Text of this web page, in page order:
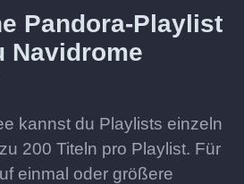
Pandora-Playlist
Navidrome
kannst du Playlists einzeln
200 Titeln pro Playlist. Für
einmal oder größere